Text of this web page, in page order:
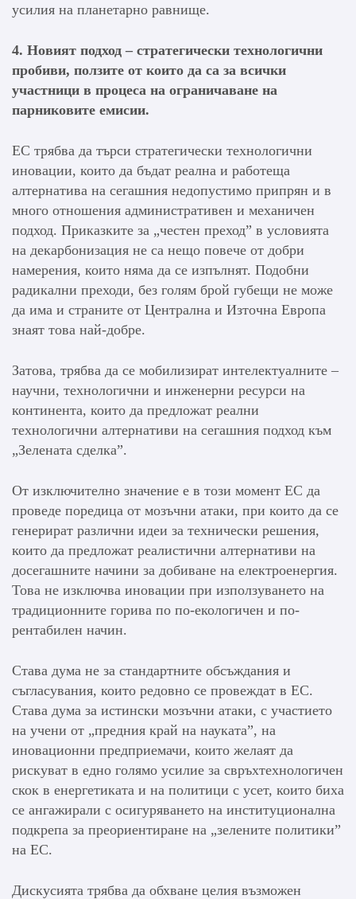
усилия на планетарно равнище.
4. Новият подход – стратегически технологични
пробиви, ползите от които да са за всички
участници в процеса на ограничаване на
парниковите емисии.
ЕС трябва да търси стратегически технологични
иновации, които да бъдат реална и работеща
алтернатива на сегашния недопустимо припрян и в
много отношения административен и механичен
подход. Приказките за „честен преход” в условията
на декарбонизация не са нещо повече от добри
намерения, които няма да се изпълнят. Подобни
радикални преходи, без голям брой губещи не може
да има и страните от Централна и Източна Европа
знаят това най-добре.
Затова, трябва да се мобилизират интелектуалните –
научни, технологични и инженерни ресурси на
континента, които да предложат реални
технологични алтернативи на сегашния подход към
„Зелената сделка”.
От изключително значение е в този момент ЕС да
проведе поредица от мозъчни атаки, при които да се
генерират различни идеи за технически решения,
които да предложат реалистични алтернативи на
досегашните начини за добиване на електроенергия.
Това не изключва иновации при използуването на
традиционните горива по по-екологичен и по-
рентабилен начин.
Става дума не за стандартните обсъждания и
съгласувания, които редовно се провеждат в ЕС.
Става дума за истински мозъчни атаки, с участието
на учени от „предния край на науката”, на
иновационни предприемачи, които желаят да
рискуват в едно голямо усилие за свръхтехнологичен
скок в енергетиката и на политици с усет, които биха
се ангажирали с осигуряването на институционална
подкрепа за преориентиране на „зелените политики”
на ЕС.
Дискусията трябва да обхване целия възможен